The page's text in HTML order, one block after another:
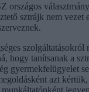
országos
sztrájk nem vezet
szolgáltatásokról
hogy tanítsanak a
gyermekfelügyelet
azt